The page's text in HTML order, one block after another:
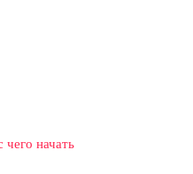
начать